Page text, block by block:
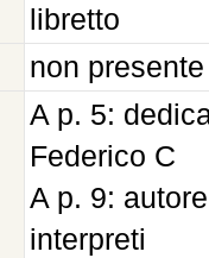
libretto
non presente
A p. 5:
Federico C
A p. 9:
interpreti